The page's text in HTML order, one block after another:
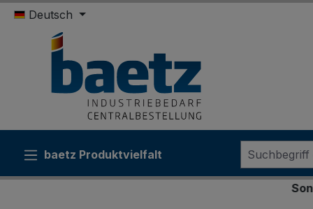
Hauptinhalt springen
Zur Suche springen
Zur Hauptnavigation springen
Deutsch
baetz Produktvielfalt